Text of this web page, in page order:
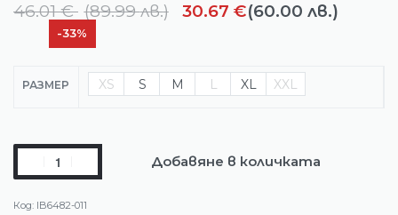
46.01€ (89.99лв.) 30.67 €(60.00 лв.)
-33%
РАЗМЕР XS S M L XL XXL
Добавяне в количката
IB6482-011